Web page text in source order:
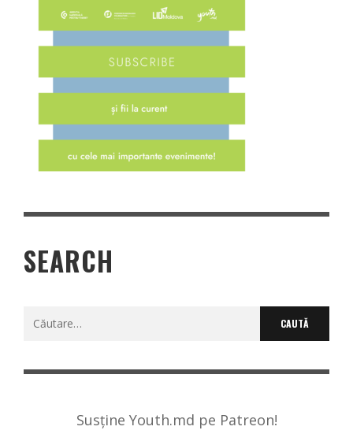
SEARCH
Caută
Susține Youth.md pe Patreon!